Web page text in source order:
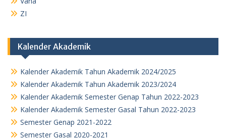
ZI
Kalender Akademik
Kalender Akademik Tahun Akademik 2024/2025
Kalender Akademik Tahun Akademik 2023/2024
Kalender Akademik Semester Genap Tahun 2022-2023
Kalender Akademik Semester Gasal Tahun 2022-2023
Semester Genap 2021-2022
Semester Gasal 2020-2021